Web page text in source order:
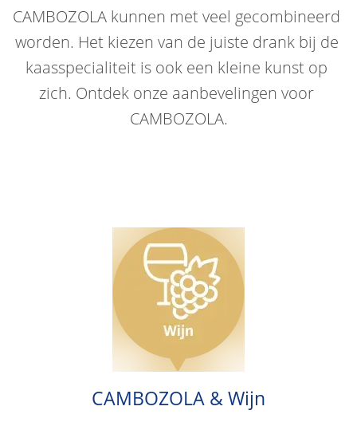
CAMBOZOLA kunnen met veel gecombineerd
worden. Het kiezen van de juiste drank bij de
kaasspecialiteit is ook een kleine kunst op
zich. Ontdek onze aanbevelingen voor
CAMBOZOLA.
CAMBOZOLA & Wijn